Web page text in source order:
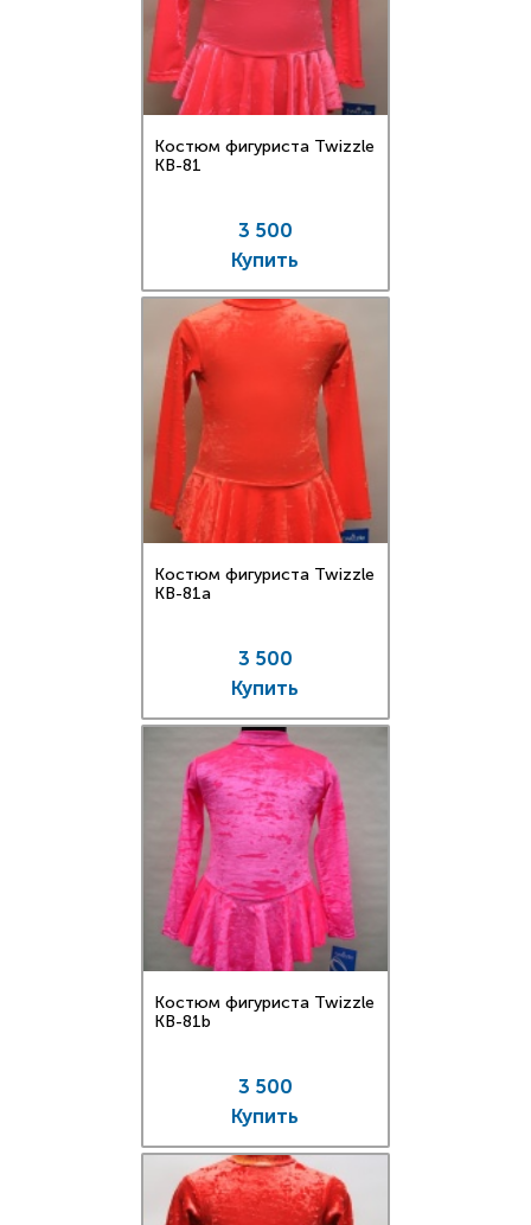
Костюм фигуриста Twizzle
KB-81
3 500
Купить
Костюм фигуриста Twizzle
KB-81a
3 500
Купить
Костюм фигуриста Twizzle
KB-81b
3 500
Купить